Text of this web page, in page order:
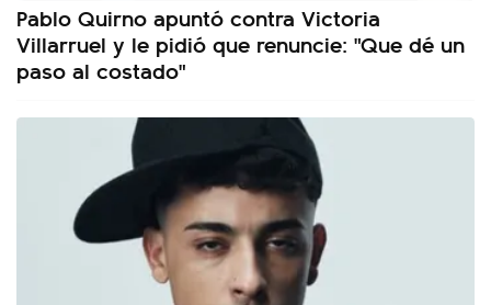
Pablo Quirno apuntó contra Victoria
Villarruel y le pidió que renuncie: "Que dé un
paso al costado"